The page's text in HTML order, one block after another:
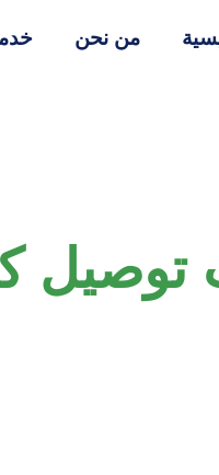
من نحن
توصيل